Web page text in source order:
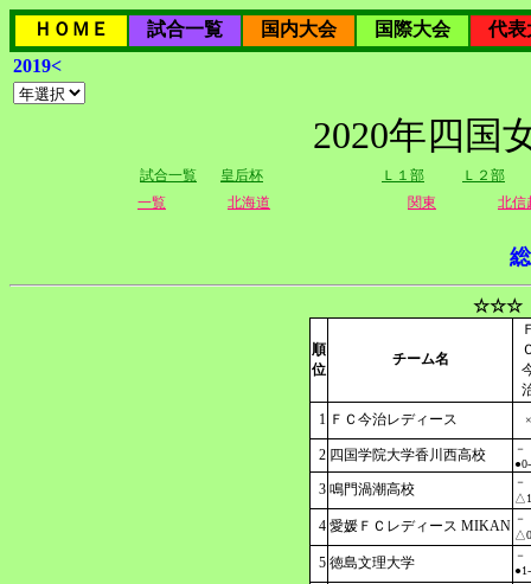
ＨＯＭＥ 試合一覧 国内大会 国際大会
代表
2019<
2020年四国
試合一覧 皇后杯 Ｌ１部
Ｌ２部
一覧
北海道 関東 北信
☆☆☆
順
位
チーム名
1 ＦＣ今治レディース ×
2 四国学院大学香川西高校
－
3 鳴門渦潮高校
－
4 愛媛ＦＣレディース MIKAN －
5 徳島文理大学
－